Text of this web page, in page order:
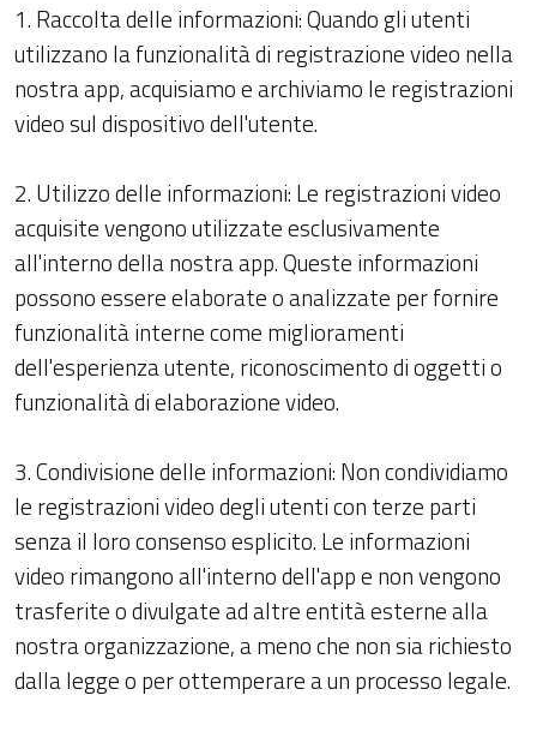
1. Raccolta delle informazioni: Quando gli utenti
utilizzano la funzionalità di registrazione video nella
nostra app, acquisiamo e archiviamo le registrazioni
video sul dispositivo dell'utente.
2. Utilizzo delle informazioni: Le registrazioni video
acquisite vengono utilizzate esclusivamente
all'interno della nostra app. Queste informazioni
possono essere elaborate o analizzate per fornire
funzionalità interne come miglioramenti
dell'esperienza utente, riconoscimento di oggetti o
funzionalità di elaborazione video.
3. Condivisione delle informazioni: Non condividiamo
le registrazioni video degli utenti con terze parti
senza il loro consenso esplicito. Le informazioni
video rimangono all'interno dell'app e non vengono
trasferite o divulgate ad altre entità esterne alla
nostra organizzazione, a meno che non sia richiesto
dalla legge o per ottemperare a un processo legale.